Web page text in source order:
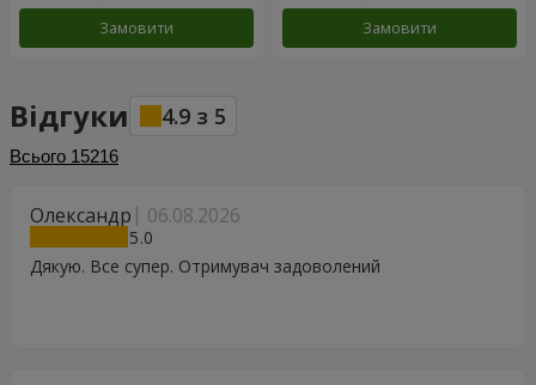
Замовити Замовити
Відгуки 4.9 з 5
Всього 15216
Олександр 06.08.2026
5
Дякую. Все супер. Отримувач задоволений